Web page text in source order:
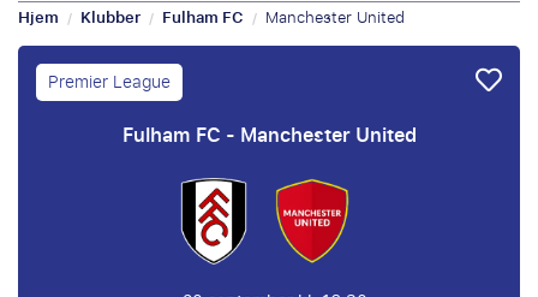
Hjem / Klubber / Fulham FC / Manchester United
Premier League
Fulham FC - Manchester United